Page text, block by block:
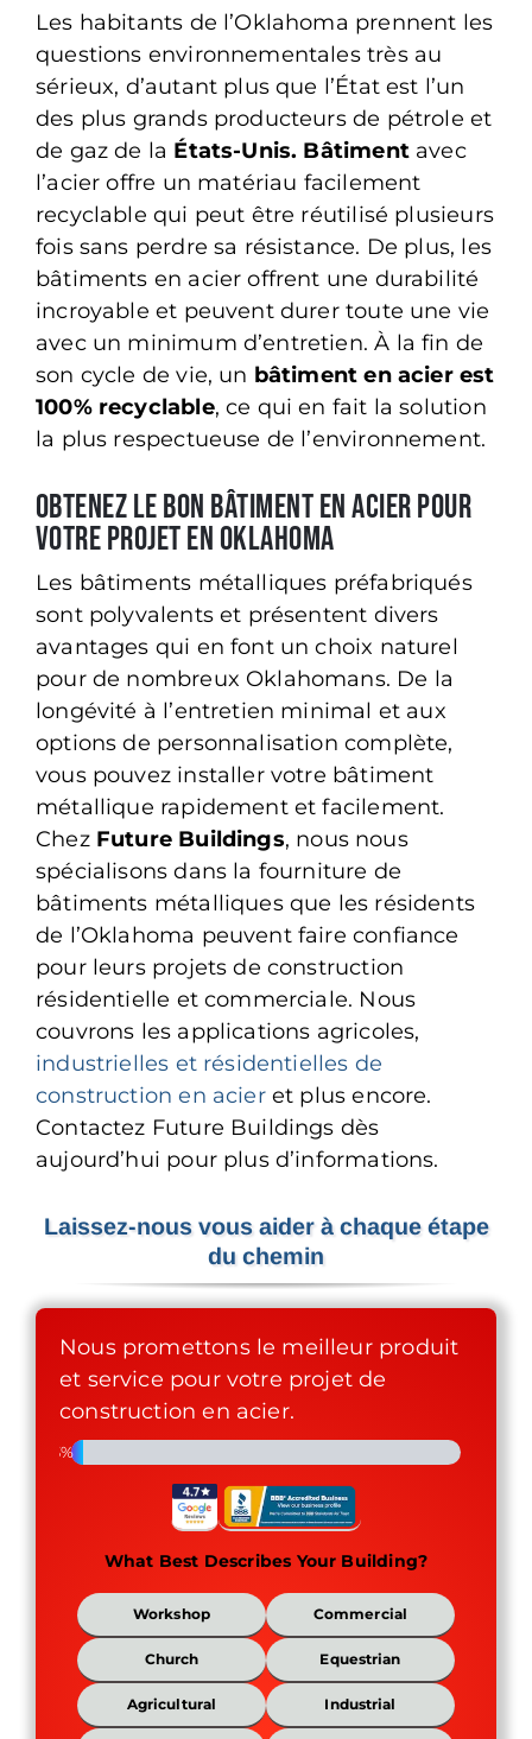
Les habitants de l’Oklahoma prennent les
questions environnementales très au
sérieux, d’autant plus que l’État est l’un
des plus grands producteurs de pétrole et
de gaz de la États-Unis. Bâtiment avec
l’acier offre un matériau facilement
recyclable qui peut être réutilisé plusieurs
fois sans perdre sa résistance. De plus, les
bâtiments en acier offrent une durabilité
incroyable et peuvent durer toute une vie
avec un minimum d’entretien. À la fin de
son cycle de vie, un bâtiment en acier est
100% recyclable, ce qui en fait la solution
la plus respectueuse de l’environnement.
Obtenez le bon bâtiment en acier pour
votre projet en Oklahoma
Les bâtiments métalliques préfabriqués
sont polyvalents et présentent divers
avantages qui en font un choix naturel
pour de nombreux Oklahomans. De la
longévité à l’entretien minimal et aux
options de personnalisation complète,
vous pouvez installer votre bâtiment
métallique rapidement et facilement.
Chez Future Buildings, nous nous
spécialisons dans la fourniture de
bâtiments métalliques que les résidents
de l’Oklahoma peuvent faire confiance
pour leurs projets de construction
résidentielle et commerciale. Nous
couvrons les applications agricoles,
industrielles et résidentielles de
construction en acieret plus encore.
Contactez Future Buildings dès
aujourd’hui pour plus d’informations.
Laissez-nous vous aider à chaque étape
du chemin
Nous promettons le meilleur produit
et service pour votre projet de
construction en acier.
3%
What Best Describes Your Building?
What
Best
Describes
Your
Building?
Workshop Commercial
Church Equestrian
Agricultural Industrial